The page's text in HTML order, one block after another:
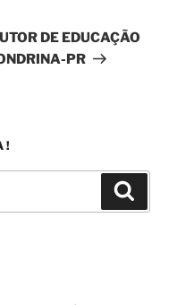
DE EDUCAÇÃO
PR